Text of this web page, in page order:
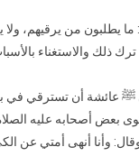
يطلبون من يرقيهم، ولا
ذلك والاستغناء
ﷺ عائشة أن تسترقي
بعض أصحابه عليه